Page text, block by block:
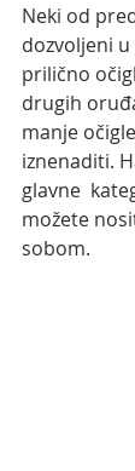
Neki od
dozvoljeni
prilično
drugih
manje
iznenaditi.
glavne
možete
sobom.